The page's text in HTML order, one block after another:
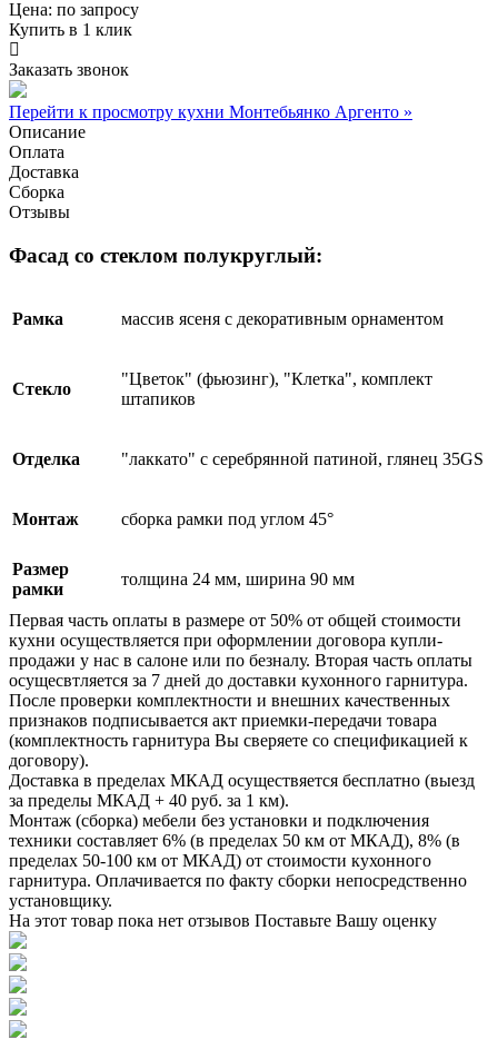
Цена: по запросу
Купить в 1 клик
Заказать звонок
Перейти к просмотру кухни Монтебьянко Аргенто »
Описание
Оплата
Доставка
Сборка
Отзывы
Фасад со стеклом полукруглый:
Рамка массив ясеня с декоративным орнаментом
Стекло
"Цветок" (фьюзинг), "Клетка", комплект
штапиков
Отделка "лаккато" с серебрянной патиной, глянец 35GS
Монтаж сборка рамки под углом 45°
Размер
рамки
толщина 24 мм, ширина 90 мм
Первая часть оплаты в размере от 50% от общей стоимости
кухни осуществляется при оформлении договора купли-
продажи у нас в салоне или по безналу. Вторая часть оплаты
осущесвтляется за 7 дней до доставки кухонного гарнитура.
После проверки комплектности и внешних качественных
признаков подписывается акт приемки-передачи товара
(комплектность гарнитура Вы сверяете со спецификацией к
договору).
Доставка в пределах МКАД осуществяется бесплатно (выезд
за пределы МКАД + 40 руб. за 1 км).
Монтаж (сборка) мебели без установки и подключения
техники составляет 6% (в пределах 50 км от МКАД), 8% (в
пределах 50-100 км от МКАД) от стоимости кухонного
гарнитура. Оплачивается по факту сборки непосредственно
установщику.
На этот товар пока нет отзывов Поставьте Вашу оценку